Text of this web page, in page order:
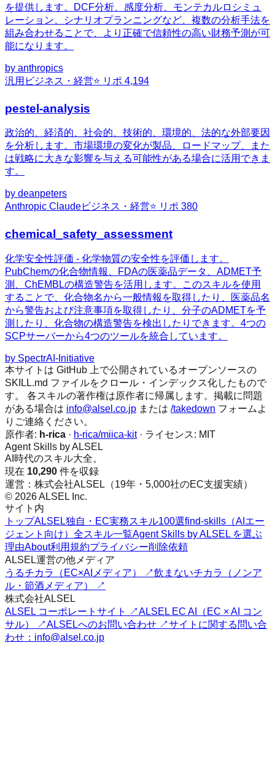
を提供します。DCF分析、感度分析、モンテカルロシミュ
レーション、シナリオプランニングなど、複数の分析手法を
組み合わせることで、より正確で信頼性の高い財務予測が可
能になります。
by anthropics
汎用 ビジネス・経営⭐ リポ 4,194
pestel-analysis
政治的、経済的、社会的、技術的、環境的、法的な外部要因
を分析します。市場環境の変化が製品、ロードマップ、また
は戦略に大きな影響を与える可能性がある場合に活用できま
す。
by deanpeters
Anthropic Claudeビジネス・経営⭐ リポ 380
chemical_safety_assessment
化学安全性評価 - 化学物質の安全性を評価します。
PubChemの化合物情報、FDAの医薬品データ、ADMET予
測、ChEMBLの構造警告を活用します。このスキルを使用
することで、化合物名から一般情報を取得したり、医薬品名
から警告および注意事項を取得したり、分子のADMETを予
測したり、化合物の構造警告を検出したりできます。4つの
SCPサーバーから4つのツールを統合しています。
by SpectrAI-Initiative
本サイトは GitHub 上で公開されているオープンソースの
SKILL.md ファイルをクロール・インデックス化したもので
す。 各スキルの著作権は原作者に帰属します。掲載に問題
がある場合は info@alsel.co.jp または /takedown フォームよ
りご連絡ください。
原作者: h-rica · h-rica/miica-kit · ライセンス: MIT
Agent Skills by ALSEL
AI時代のスキル大全。
現在 10,290 件を収録
運営：株式会社ALSEL（19年・5,000社のEC支援実績）
© 2026 ALSEL Inc.
サイト内
トップALSEL独自・EC実務スキル100選find-skills（AIエー
ジェント向け） 全スキル一覧Agent Skills by ALSEL を選ぶ
理由About利用規約プライバシー削除依頼
ALSEL運営の他メディア
うるチカラ（EC×AIメディア） ↗飲まないチカラ（ノンア
ル・節酒メディア） ↗
株式会社ALSEL
ALSEL コーポレートサイト ↗ALSEL EC AI（EC × AI コン
サル） ↗ALSELへのお問い合わせ ↗サイトに関する問い合
わせ：info@alsel.co.jp